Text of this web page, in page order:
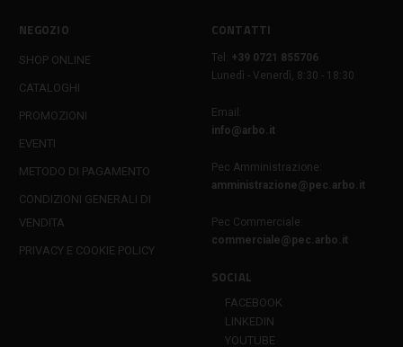
NEGOZIO
SHOP ONLINE
CATALOGHI
PROMOZIONI
EVENTI
METODO DI PAGAMENTO
CONDIZIONI GENERALI DI
VENDITA
PRIVACY E COOKIE POLICY
CONTATTI
Tel:
+39 0721 855706
Lunedì - Venerdì, 8:30 - 18:30
Email:
info@arbo.it
Pec Amministrazione:
amministrazione@pec.arbo.it
Pec Commerciale:
commerciale@pec.arbo.it
SOCIAL
FACEBOOK
LINKEDIN
YOUTUBE